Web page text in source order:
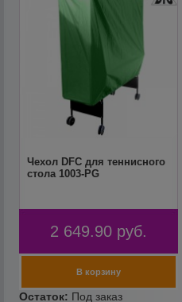
Чехол DFC для теннисного
стола 1003-PG
2 649.90 руб.